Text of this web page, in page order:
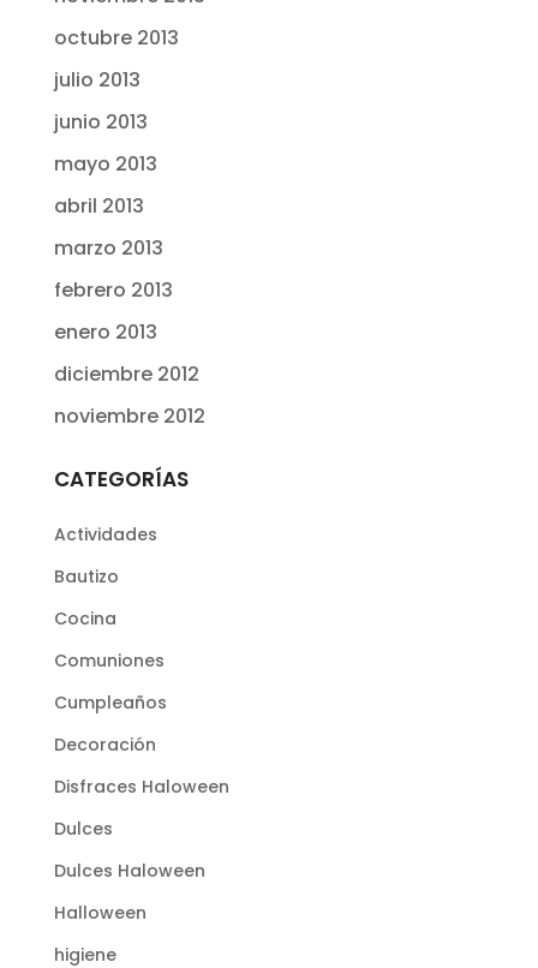
octubre 2013
julio 2013
junio 2013
mayo 2013
abril 2013
marzo 2013
febrero 2013
enero 2013
diciembre 2012
noviembre 2012
CATEGORÍAS
Actividades
Bautizo
Cocina
Comuniones
Cumpleaños
Decoración
Disfraces Haloween
Dulces
Dulces Haloween
Halloween
higiene